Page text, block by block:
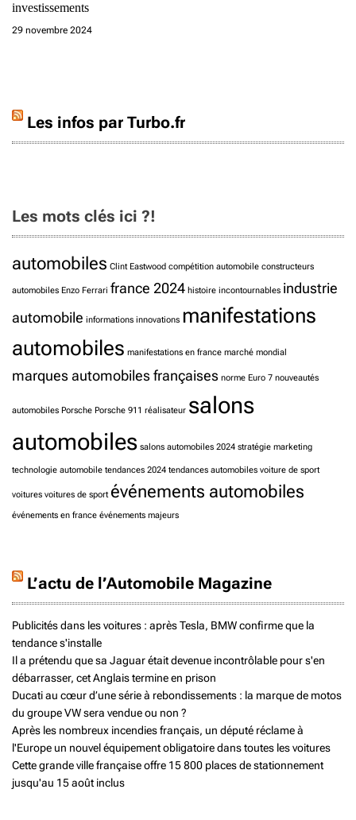
investissements
29 novembre 2024
Les infos par Turbo.fr
Les mots clés ici ?!
automobiles Clint Eastwood compétition automobile constructeurs
automobiles Enzo Ferrari france 2024 histoire incontournables industrie
automobile informations innovations manifestations
automobiles manifestations en france marché mondial
marques automobiles françaises norme Euro 7 nouveautés
automobiles Porsche Porsche 911 réalisateur salons
automobiles salons automobiles 2024 stratégie marketing
technologie automobile tendances 2024 tendances automobiles voiture de sport
voitures voitures de sport événements automobiles
événements en france événements majeurs
L’actu de l’Automobile Magazine
Publicités dans les voitures : après Tesla, BMW confirme que la
tendance s'installe
Il a prétendu que sa Jaguar était devenue incontrôlable pour s'en
débarrasser, cet Anglais termine en prison
Ducati au cœur d’une série à rebondissements : la marque de motos
du groupe VW sera vendue ou non ?
Après les nombreux incendies français, un député réclame à
l'Europe un nouvel équipement obligatoire dans toutes les voitures
Cette grande ville française offre 15 800 places de stationnement
jusqu'au 15 août inclus